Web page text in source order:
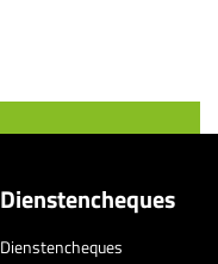
Dienstencheques
Dienstencheques